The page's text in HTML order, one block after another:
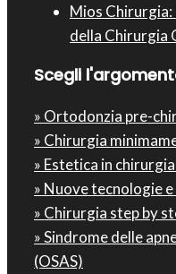
Mios Chirurgia
della Chirurgia
Scegli
» Ortodonzia pre-
» Chirurgia
» Estetica in
» Nuove tecnologie
» Chirurgia step by
» Sindrome delle
(OSAS)